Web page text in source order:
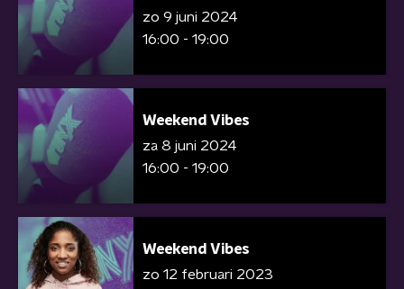
zo 9 juni 2024
16:00 - 19:00
Weekend Vibes
za 8 juni 2024
16:00 - 19:00
Weekend Vibes
zo 12 februari 2023